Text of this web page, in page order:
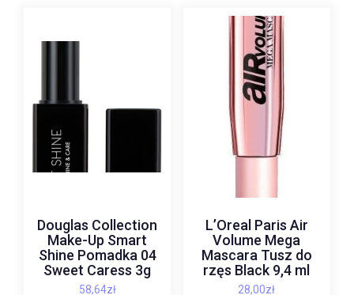
Douglas Collection
Make-Up Smart
Shine Pomadka 04
Sweet Caress 3g
58,64zł
L’Oreal Paris Air
Volume Mega
Mascara Tusz do
rzęs Black 9,4 ml
28,00zł